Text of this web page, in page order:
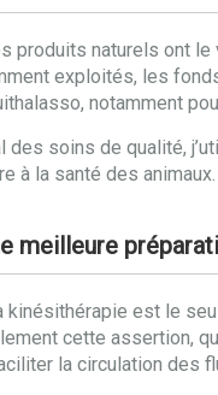
produits naturels ont
exploités, les
notamment
des soins de qualité,
à la santé des
meilleure
est le
cette assertion,
la circulation des